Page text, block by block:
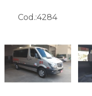
Cod.:4284